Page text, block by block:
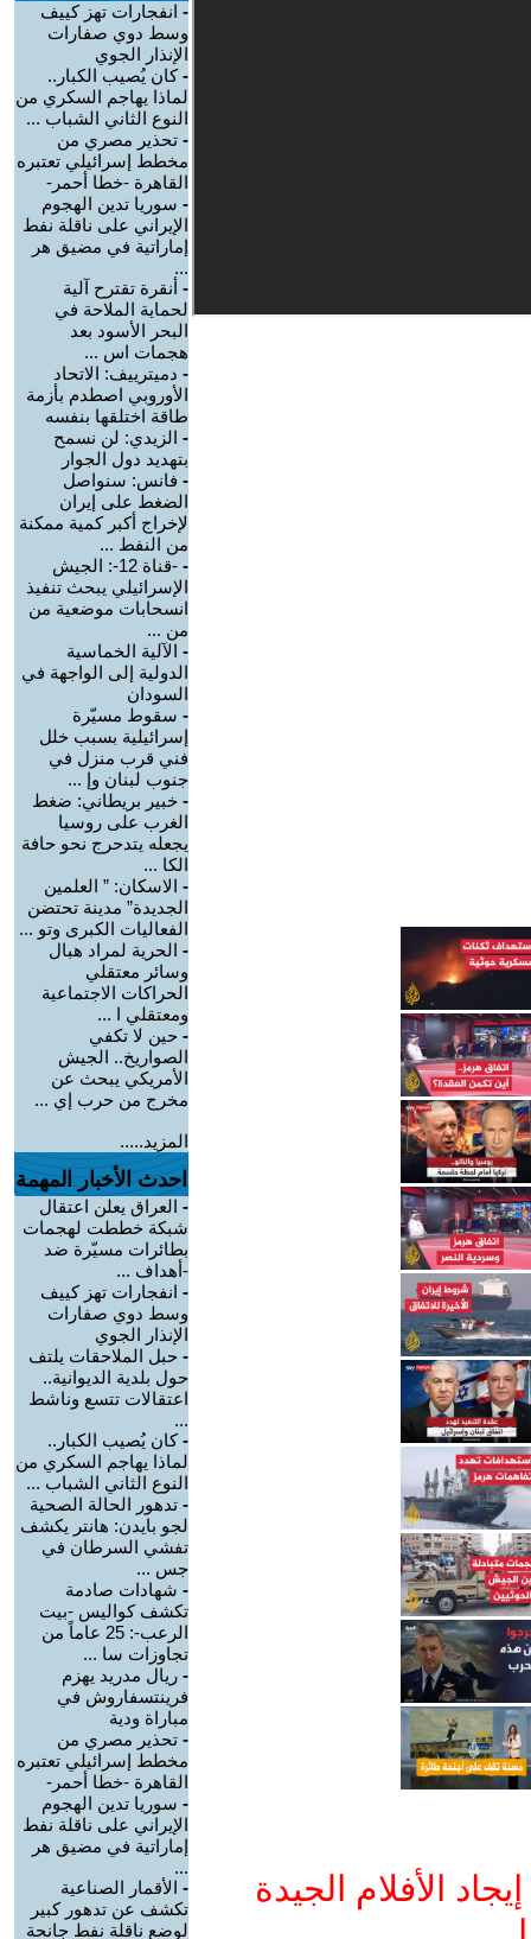
الأفلام الجيدة
- انفجارات تهز كييف
وسط دوي صفارات
الإنذار الجوي
-كان يُصيب الكبار..
لماذا يهاجم السكري من
النوع الثاني الشباب ...
- تحذير مصري من
مخطط إسرائيلي تعتبره
القاهرة -خطا أحمر-
- سوريا تدين الهجوم
الإيراني على ناقلة نفط
إماراتية في مضيق هر
...
- أنقرة تقترح آلية
لحماية الملاحة في
البحر الأسود بعد
هجمات اس ...
- دميترييف: الاتحاد
الأوروبي اصطدم بأزمة
طاقة اختلقها بنفسه
- الزيدي: لن نسمح
بتهديد دول الجوار
- فانس: سنواصل
الضغط على إيران
لإخراج أكبر كمية ممكنة
من النفط ...
-
-قناة 12-: الجيش
الإسرائيلي يبحث تنفيذ
انسحابات موضعية من
من ...
- الآلية الخماسية
الدولية إلى الواجهة في
السودان
- سقوط مسيّرة
إسرائيلية بسبب خلل
فني قرب منزل في
جنوب لبنان وإ ...
- خبير بريطاني: ضغط
الغرب على روسيا
يجعله يتدحرج نحو حافة
الكا ...
- الاسكان: ” العلمين
الجديدة” مدينة تحتضن
الفعاليات الكبرى وتو ...
- الحرية لمراد هبال
وسائر معتقلي
الحراكات الاجتماعية
ومعتقلي ا ...
- حين لا تكفي
الصواريخ.. الجيش
الأمريكي يبحث عن
مخرج من حرب إي ...
المزيد.....
احدث الأخبار المهمة
- العراق يعلن اعتقال
شبكة خططت لهجمات
بطائرات مسيّرة ضد
-أهداف ...
- انفجارات تهز كييف
وسط دوي صفارات
الإنذار الجوي
- حبل الملاحقات يلتف
حول بلدية الديوانية..
اعتقالات تتسع وناشط
...
-كان يُصيب الكبار..
لماذا يهاجم السكري من
النوع الثاني الشباب ...
- تدهور الحالة الصحية
لجو بايدن: هانتر يكشف
تفشي السرطان في
جس ...
- شهادات صادمة
تكشف كواليس -بيت
الرعب-: 25 عاماً من
تجاوزات سا ...
- ريال مدريد يهزم
فرينتسفاروش في
مباراة ودية
- تحذير مصري من
مخطط إسرائيلي تعتبره
القاهرة -خطا أحمر-
- سوريا تدين الهجوم
الإيراني على ناقلة نفط
إماراتية في مضيق هر
...
- الأقمار الصناعية
تكشف عن تدهور كبير
لوضع ناقلة نفط جانحة